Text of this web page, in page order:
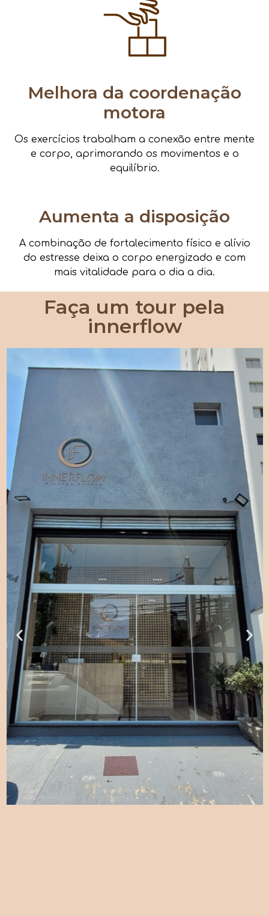
Melhora da coordenação
motora
Os exercícios trabalham a conexão entre mente
e corpo, aprimorando os movimentos e o
equilíbrio.
Aumenta a disposição
A combinação de fortalecimento físico e alívio
do estresse deixa o corpo energizado e com
mais vitalidade para o dia a dia.
Faça um tour pela
innerflow